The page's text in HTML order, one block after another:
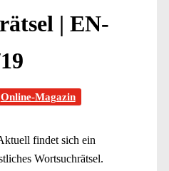
| EN-
Online-Magazin
findet sich ein
Wortsuchrätsel.